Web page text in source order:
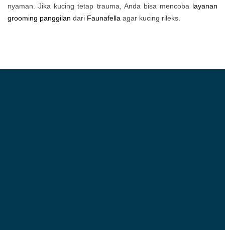
nyaman. Jika kucing tetap trauma, Anda bisa mencoba layanan
grooming panggilan dari Faunafella agar kucing rileks.